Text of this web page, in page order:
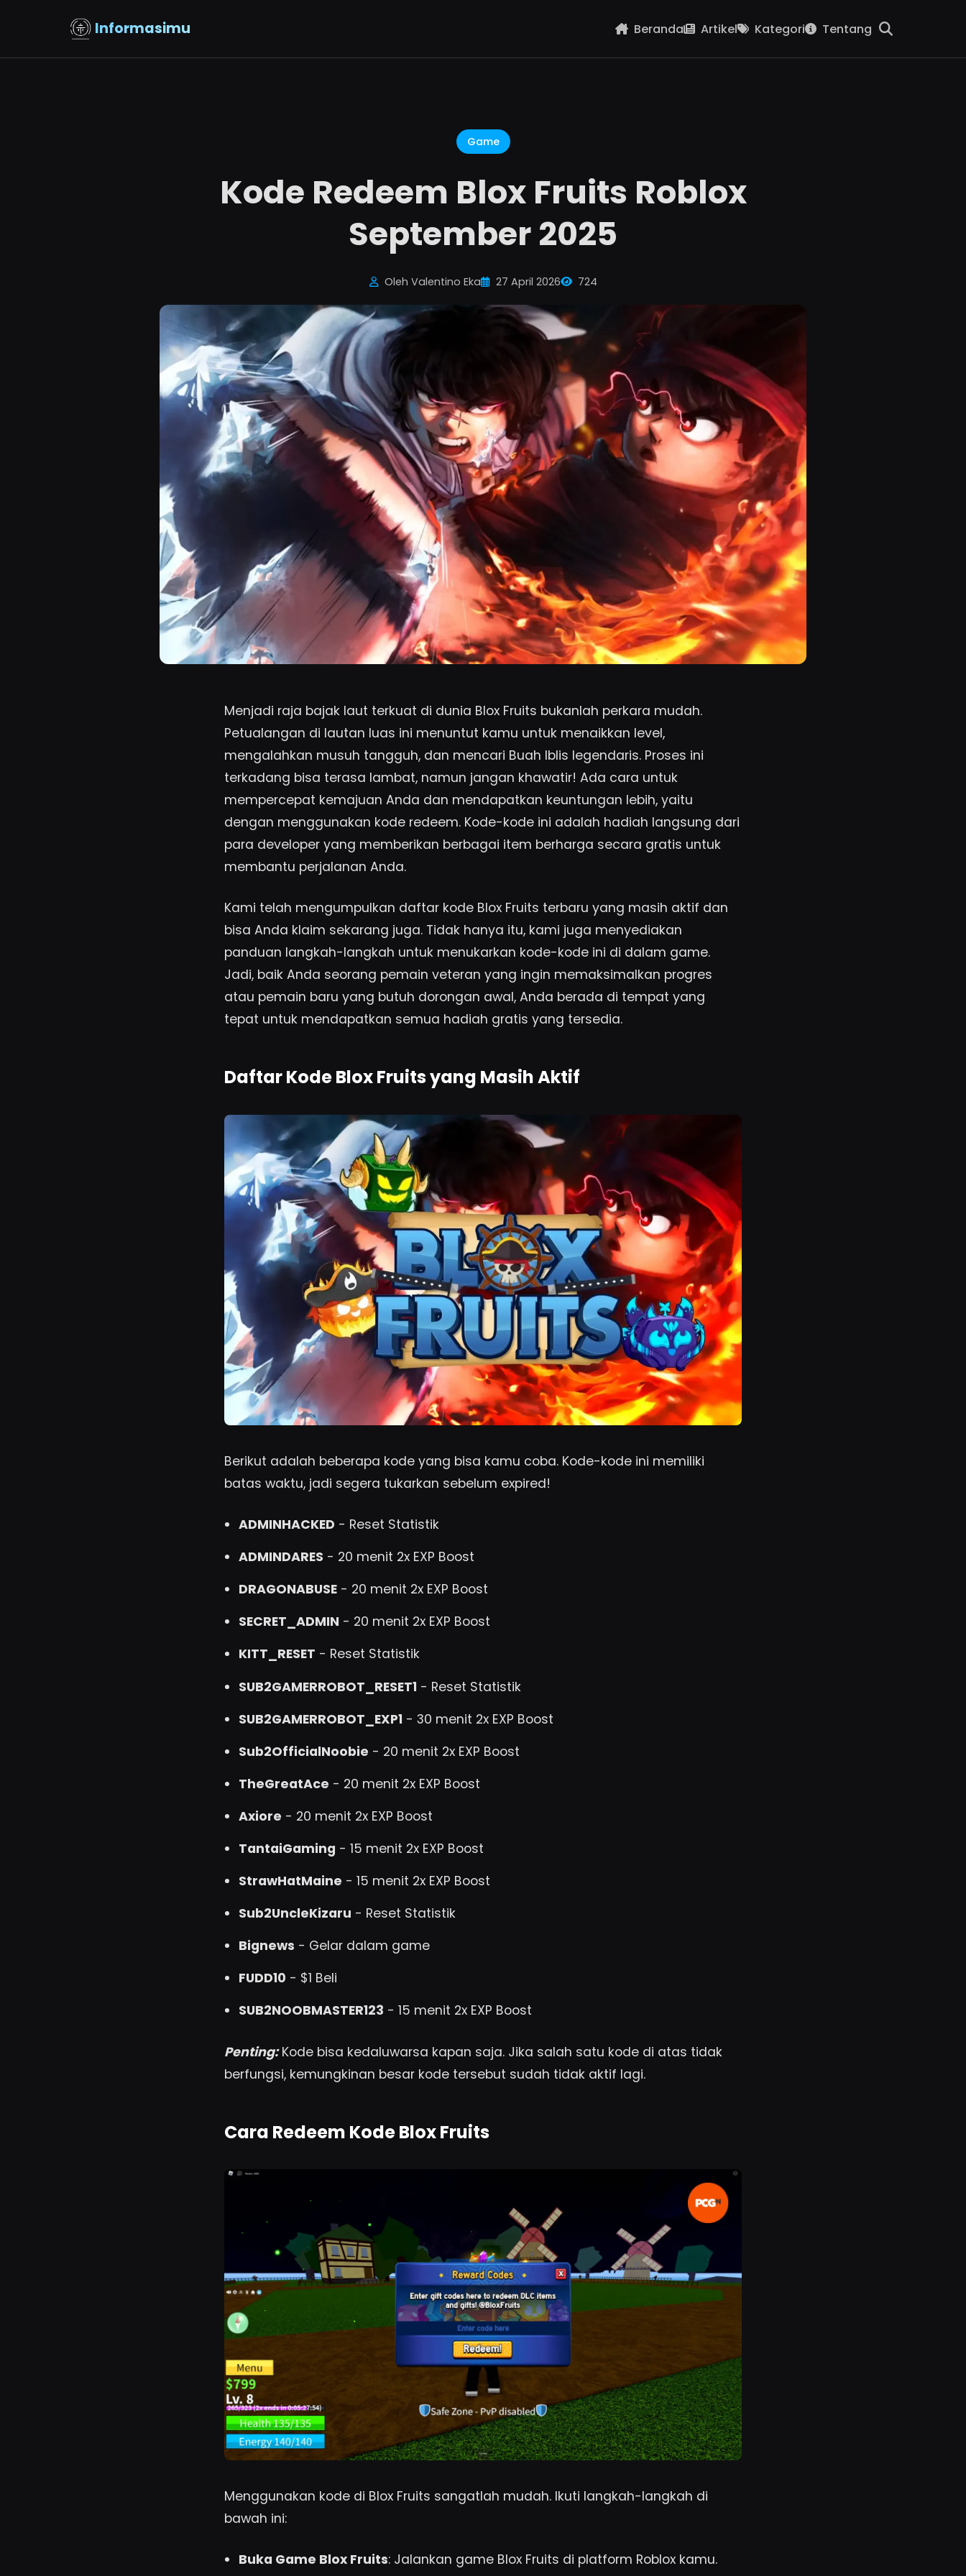
Informasimu Beranda Artikel Kategori Tentang
Game
Kode Redeem Blox Fruits Roblox
September 2025
Oleh Valentino Eka 27 April 2026 724
Menjadi raja bajak laut terkuat di dunia Blox Fruits bukanlah perkara mudah.
Petualangan di lautan luas ini menuntut kamu untuk menaikkan level,
mengalahkan musuh tangguh, dan mencari Buah Iblis legendaris. Proses ini
terkadang bisa terasa lambat, namun jangan khawatir! Ada cara untuk
mempercepat kemajuan Anda dan mendapatkan keuntungan lebih, yaitu
dengan menggunakan kode redeem. Kode-kode ini adalah hadiah langsung dari
para developer yang memberikan berbagai item berharga secara gratis untuk
membantu perjalanan Anda.
Kami telah mengumpulkan daftar kode Blox Fruits terbaru yang masih aktif dan
bisa Anda klaim sekarang juga. Tidak hanya itu, kami juga menyediakan
panduan langkah-langkah untuk menukarkan kode-kode ini di dalam game.
Jadi, baik Anda seorang pemain veteran yang ingin memaksimalkan progres
atau pemain baru yang butuh dorongan awal, Anda berada di tempat yang
tepat untuk mendapatkan semua hadiah gratis yang tersedia.
Daftar Kode Blox Fruits yang Masih Aktif
Berikut adalah beberapa kode yang bisa kamu coba. Kode-kode ini memiliki
batas waktu, jadi segera tukarkan sebelum expired!
ADMINHACKED - Reset Statistik
ADMINDARES - 20 menit 2x EXP Boost
DRAGONABUSE - 20 menit 2x EXP Boost
SECRET_ADMIN - 20 menit 2x EXP Boost
KITT_RESET - Reset Statistik
SUB2GAMERROBOT_RESET1 - Reset Statistik
SUB2GAMERROBOT_EXP1 - 30 menit 2x EXP Boost
Sub2OfficialNoobie - 20 menit 2x EXP Boost
TheGreatAce - 20 menit 2x EXP Boost
Axiore - 20 menit 2x EXP Boost
TantaiGaming - 15 menit 2x EXP Boost
StrawHatMaine - 15 menit 2x EXP Boost
Sub2UncleKizaru - Reset Statistik
Bignews - Gelar dalam game
FUDD10 - $1 Beli
SUB2NOOBMASTER123 - 15 menit 2x EXP Boost
Penting:Kode bisa kedaluwarsa kapan saja. Jika salah satu kode di atas tidak
berfungsi, kemungkinan besar kode tersebut sudah tidak aktif lagi.
Cara Redeem Kode Blox Fruits
Menggunakan kode di Blox Fruits sangatlah mudah. Ikuti langkah-langkah di
bawah ini:
Buka Game Blox Fruits: Jalankan game Blox Fruits di platform Roblox kamu.